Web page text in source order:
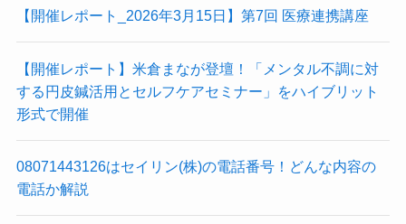
【開催レポート_2026年3月15日】第7回 医療連携講座
【開催レポート】米倉まなが登壇！「メンタル不調に対
する円皮鍼活用とセルフケアセミナー」をハイブリット
形式で開催
08071443126はセイリン(株)の電話番号！どんな内容の
電話か解説